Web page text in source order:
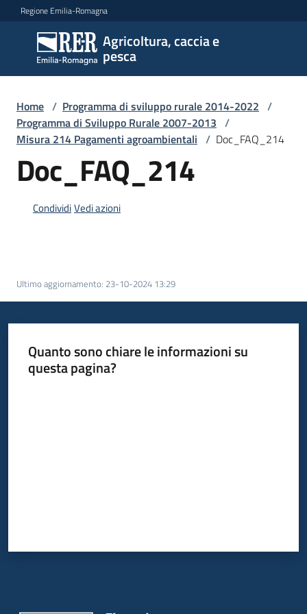
Vai al contenuto
Vai alla navigazione
Vai al footer
Regione Emilia-Romagna
Agricoltura, caccia e
pesca
Agricoltura,
caccia e
pesca
Argomenti
Leggi
atti
bandi
Piani
programmi
Home / Programma di sviluppo rurale 2014-2022 /
Programma di Sviluppo Rurale 2007-2013 /
Misura 214 Pagamenti agroambientali / Doc_FAQ_214
Doc_FAQ_214
CondividiVedi azioni
Ultimo aggiornamento: 23-10-2024 13:29
Quanto sono chiare le informazioni su
questa pagina?